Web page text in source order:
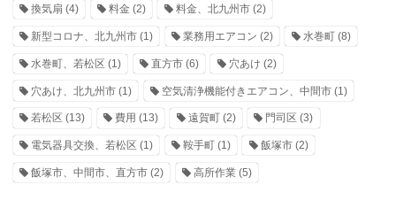
換気扇 (4) 料金 (2) 料金、北九州市(2)
新型コロナ、北九州市 (1) 業務用エアコン (2) 水巻町(8)
水巻町、若松区 (1) 直方市(6) 穴あけ (2)
穴あけ、北九州市 (1) 空気清浄機能付きエアコン、中間市(1)
若松区 (13) 費用 (13) 遠賀町(2) 門司区 (3)
電気器具交換、若松区 (1) 鞍手町(1) 飯塚市(2)
飯塚市、中間市、直方市 (2) 高所作業(5)